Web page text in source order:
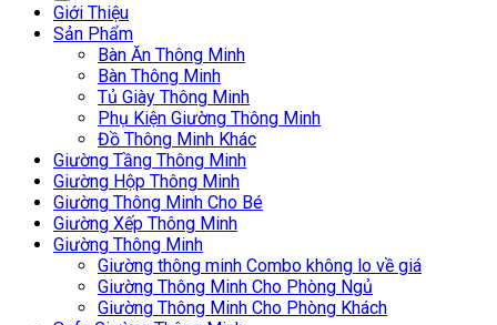
Giới Thiệu
Sản Phẩm
Bàn Ăn Thông Minh
Bàn Thông Minh
Tủ Giày Thông Minh
Phụ Kiện Giường Thông Minh
Đồ Thông Minh Khác
Giường Tầng Thông Minh
Giường Hộp Thông Minh
Giường Thông Minh Cho Bé
Giường Xếp Thông Minh
Giường Thông Minh
Giường thông minh Combo không lo về giá
Giường Thông Minh Cho Phòng Ngủ
Giường Thông Minh Cho Phòng Khách